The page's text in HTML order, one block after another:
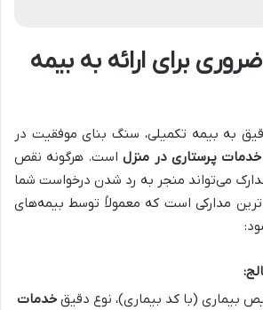
برای ارائه به بیمه
به بیمه تکمیلی، سنگ بنای موفقیت در
خدمات پرستاری در منزلاست. هرگونه نقص
می‌تواند منجر به رد شدن درخواست شما
مدارکی است که معمولاً توسط بیمه‌های
بیماری (با کد بیماری)، نوع دقیق خدمات